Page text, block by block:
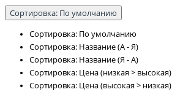
Сортировка: По умолчанию
Сортировка: По умолчанию
Сортировка: Название (А - Я)
Сортировка: Название (Я - А)
Сортировка: Цена (низкая > высокая)
Сортировка: Цена (высокая > низкая)